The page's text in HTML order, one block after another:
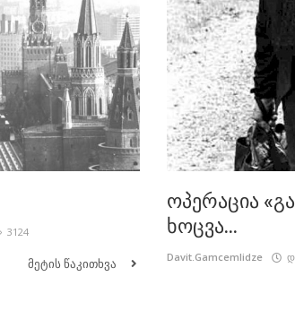
3124
მეტის წაკითხვა
ოპერაცია
ხოცვა...
Davit.Gamcemlidze